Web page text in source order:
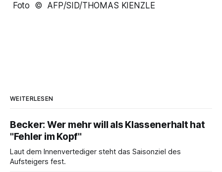
Foto © AFP/SID/THOMAS KIENZLE
WEITERLESEN
Becker: Wer mehr will als Klassenerhalt hat
"Fehler im Kopf"
Laut dem Innenvertediger steht das Saisonziel des
Aufsteigers fest.